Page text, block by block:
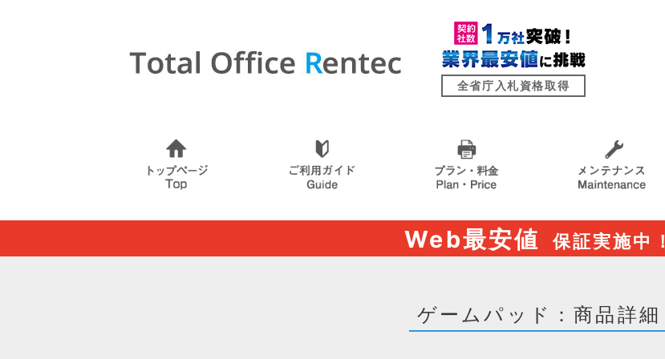
全省庁入札資格取得
Web最安値 保証実施中！
ゲームパッド：商品詳細